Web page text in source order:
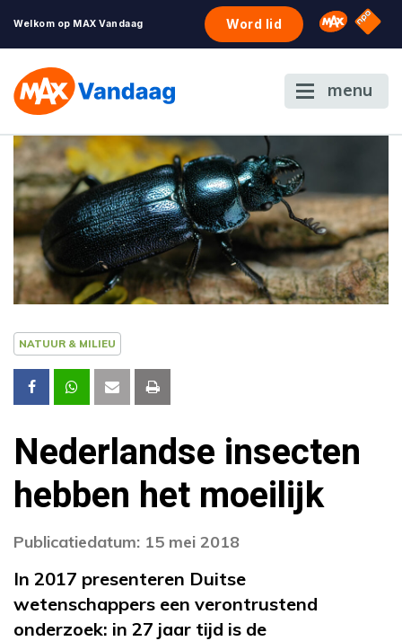
Welkom op MAX Vandaag Word lid Omroep
NPO
menu
NATUUR & MILIEU
Nederlandse insecten
hebben het moeilijk
Publicatiedatum: 15 mei 2018
In 2017 presenteren Duitse
wetenschappers een verontrustend
onderzoek: in 27 jaar tijd is de